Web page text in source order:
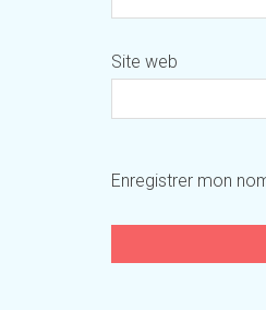
Site web
Enregistrer mon